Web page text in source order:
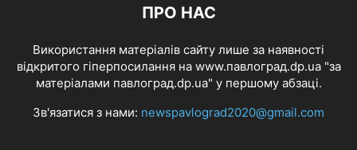
ПРО НАС
Використання матеріалів сайту лише за наявності
відкритого гіперпосилання на www.павлоград.dp.ua "за
матеріалами павлоград.dp.ua" у першому абзаці.
Зв'язатися з нами: newspavlograd2020@gmail.com